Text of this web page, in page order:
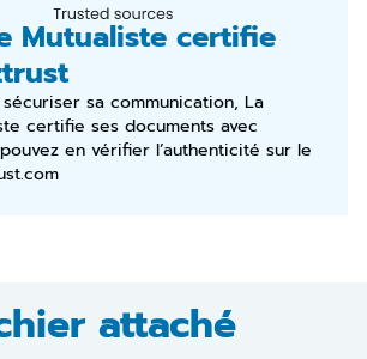
Mutualiste certifie
sa communication, La
certifie ses documents avec
en vérifier l’authenticité sur le
attaché